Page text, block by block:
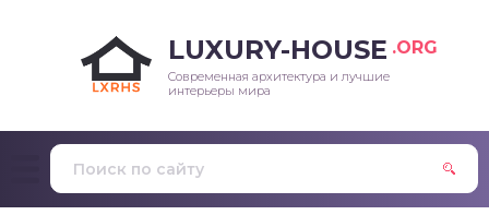
LUXURY-HOUSE .ORG
Современная архитектура и лучшие
интерьеры мира